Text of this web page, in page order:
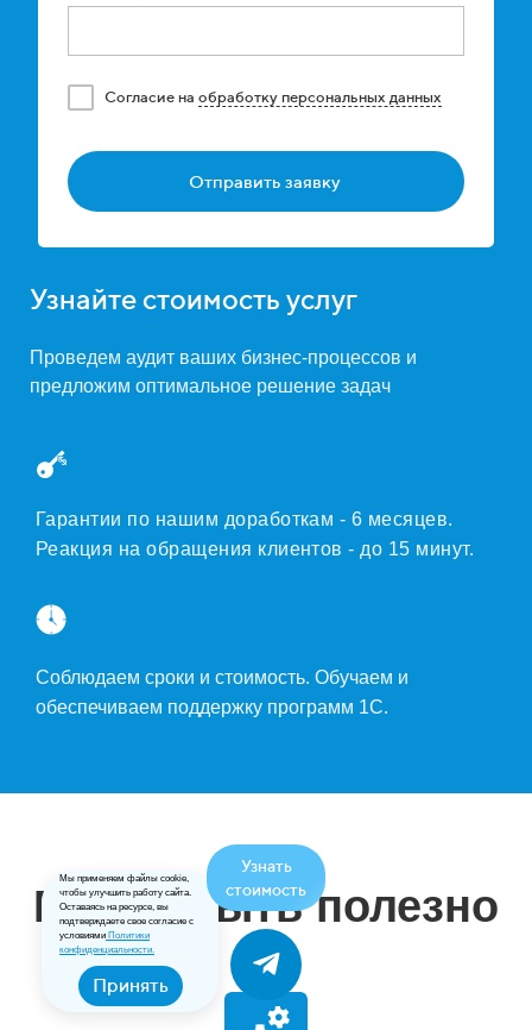
Мы применяем файлы cookie,
чтобы улучшить работу сайта.
Оставаясь на ресурсе, вы
подтверждаете свое согласие с
условиями Политики
конфиденциальности.
Принять
Узнать
стоимость
Cогласие на обработку персональных данных
Отправить заявку
Узнайте стоимость услуг
Проведем аудит ваших бизнес-процессов и
предложим оптимальное решение задач
Гарантии по нашим доработкам - 6 месяцев.
Реакция на обращения клиентов - до 15 минут.
Соблюдаем сроки и стоимость. Обучаем и
обеспечиваем поддержку программ 1С.
Может быть полезно